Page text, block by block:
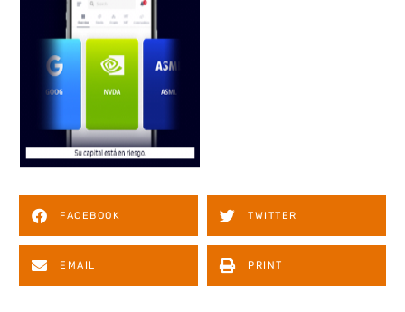
FACEBOOK TWITTER
EMAIL PRINT